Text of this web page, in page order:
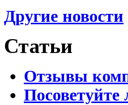
Другие новости
Статьи
Отзывы